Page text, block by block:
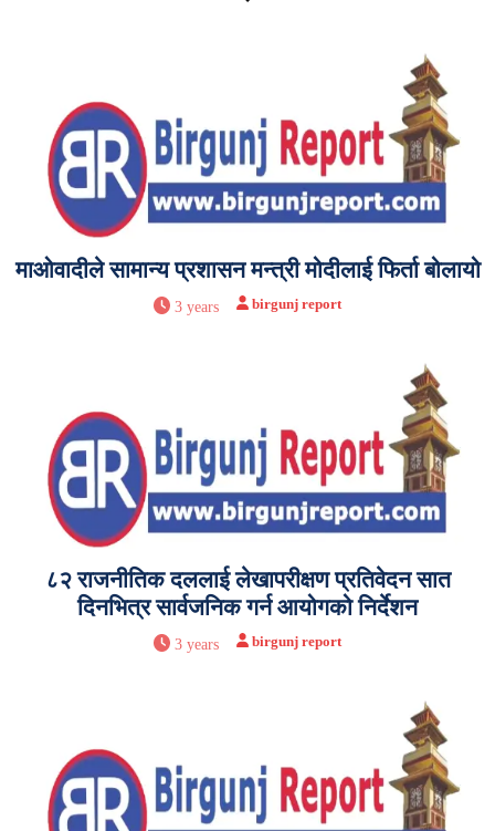
माओवादीले सामान्य प्रशासन मन्त्री मोदीलाई फिर्ता बोलायो
3 years birgunj report
८२ राजनीतिक दललाई लेखापरीक्षण प्रतिवेदन सात
दिनभित्र सार्वजनिक गर्न आयोगको निर्देशन
3 years birgunj report